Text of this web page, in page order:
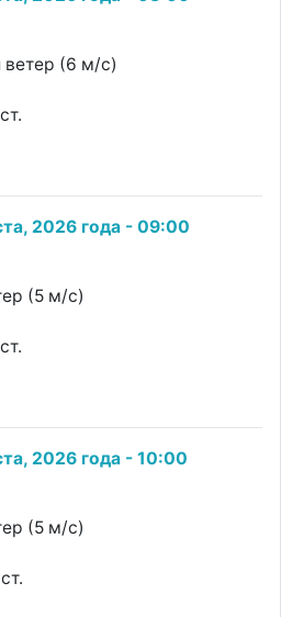
ветер (6 м/с)
2026 года - 09:00
(5 м/с)
2026 года - 10:00
(5 м/с)